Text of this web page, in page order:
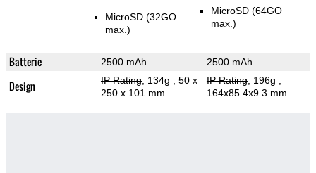
MicroSD (32GO
max.)
MicroSD (64GO
max.)
Batterie 2500 mAh 2500 mAh
Design IP Rating, 134g
, 50 x
250 x 101 mm
IP Rating, 196g
164x85.4x9.3 mm